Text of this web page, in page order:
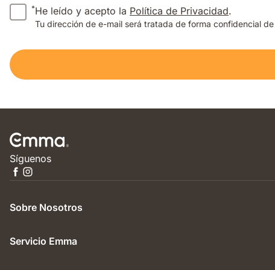
*He leído y acepto la Política de Privacidad.
Tu dirección de e-mail será tratada de forma confidencial
Síguenos
Sobre Nosotros
Servicio Emma